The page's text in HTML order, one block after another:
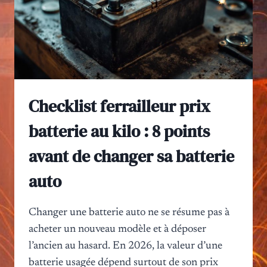
Checklist ferrailleur prix
batterie au kilo : 8 points
avant de changer sa batterie
auto
Changer une batterie auto ne se résume pas à
acheter un nouveau modèle et à déposer
l’ancien au hasard. En 2026, la valeur d’une
batterie usagée dépend surtout de son prix